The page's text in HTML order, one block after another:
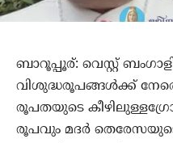
ബാറൂപ്പൂര്: വെസ്റ്റ്
വിശുദ്ധരൂപങ്ങള്‍ക്ക്
രൂപതയുടെ
രൂപവും മദര്‍